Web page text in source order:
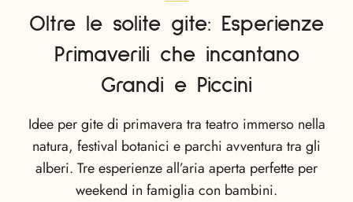
Oltre le solite gite: Esperienze
Primaverili che incantano
Grandi e Piccini
Idee per gite di primavera tra teatro immerso nella
natura, festival botanici e parchi avventura tra gli
alberi. Tre esperienze all’aria aperta perfette per
weekend in famiglia con bambini.